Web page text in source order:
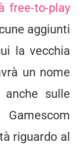
free-to-play
aggiunti
la vecchia
un nome
sulle
riguardo al